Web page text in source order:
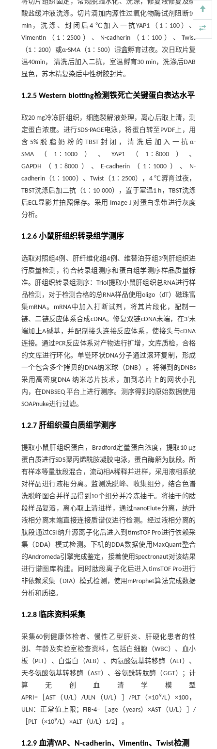
将切片组织固定，常规脱蜡水化、洗涤，修复液修复及磷
酸盐缓冲液洗涤。切片滴加内源性过氧化物酶试剂阻断10
min，洗涤、封闭后4 ℃加入一抗YAP1（1∶100）、
Vimentin（1∶2500）、N-cadherin（1∶100）、Twist
（1∶200）或α-SMA（1∶500）湿盒孵育过夜。次日取片复
温40min， 清洗后加入二抗，室温孵育30 min，洗涤后DAB
显色，苏木精复染后中性树胶封片。
1.2.5 Western blotting检测铁死亡关键蛋白表达水平
取20 mg冷冻肝组织，细胞裂解液处理，离心后取上清，测
定蛋白浓度。进行SDS-PAGE电泳，将蛋白转至PVDF上，用
含5%脱脂奶粉的TBST封闭，清洗后加入一抗α-
SMA（1∶1000）、YAP1（1∶8000）、
GAPDH（1∶8000）、E-cadherin（1∶1000）、N-
cadherin（1∶1000）、Twist（1∶2500），4 ℃孵育过夜，
TBST洗涤后加二抗（1∶10 000），置于室温1 h，TBST洗涤
后ECL显影并拍照保存。采用 Image J 对蛋白条带进行灰度
分析。
1.2.6 小鼠肝组织转录组学测序
选取对照组4例、肝纤维化组4例、维替泊芬组3例肝组织进
行质量检测，符合转录组测序和蛋白组学测序样品质量标
准。肝组织转录组测序：Triol提取小鼠肝组织总RNA进行样
品检测，对于检测合格的总RNA样品使用oligo（dT）磁珠富
集mRNA。mRNA中加入打断试剂，将其片段化，配制一
链、二链反应体系合成cDNA。修复双链cDNA末端，在3'末
端加上A碱基，并配制接头连接反应体系，使接头与cDNA
连接。通过PCR反应体系对产物进行扩增，文库质检，合格
的文库进行环化。单链环状DNA分子通过滚环复制，形成
一个包含多个拷贝的DNA纳米球（DNB）。将得到的DNBs
采用高密度DNA 纳米芯片技术，加到芯片上的网状小孔
内，在DNBSEQ 平台上进行测序。测序得到的原始数据使用
SOAPnuke进行过滤。
1.2.7 肝组织蛋白质组学测序
提取小鼠肝组织蛋白，Bradford定量蛋白浓度，提取10 μg
蛋白质进行SDS聚丙烯酰胺凝胶电泳，蛋白酶解为肽段。所
有样本等量肽段混合，流动相A稀释并进样，采用液相系统
对样品进行液相分离。监测洗脱峰、收集组分，结合色谱
洗脱峰图合并样品得到10个组分并冷冻抽干。将抽干的肽
段样品复溶，离心取上清进样，通过nanoElute分离，纳升
液相分离末端直接连接质谱仪进行检测。经过液相分离的
肽段通过CSI纳升源离子化后进入到timsTOF Pro进行依赖采
集（DDA）模式检测。下机的DDA数据使用MaxQuant整合
的Andromeda引擎完成鉴定，接着使用Spectronaut对该结果
进行谱图库构建。同时肽段离子化后进入timsTOF Pro进行
非依赖采集（DIA）模式检测，使用mProphet算法完成数据
分析和质控。
1.2.8 临床资料采集
采集60例健康体检者、慢性乙型肝炎、肝硬化患者的性
别、年龄及实验室检查资料，包括白细胞（WBC）、血小
板（PLT）、白蛋白（ALB）、丙氨酸氨基转移酶（ALT）、
天冬氨酸氨基转移酶（AST）、谷氨酰转肽酶（GGT）；计
算无创血清学模型
APRI=［AST（U/L）/ULN（U/L）］/PLT（×109/L）×100，
ULN：正常值上限；FIB-4=［age（years）×AST（U/L）］/
［PLT（×109/L）×ALT（U/L）1/2］。
1.2.9 血清YAP、N-cadherin、Vimentin、Twist检测